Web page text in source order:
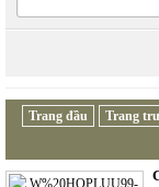
Trang đầu Trang